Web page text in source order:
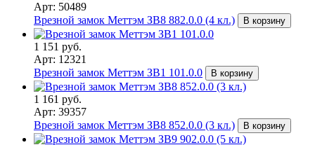
Арт: 50489
Врезной замок Меттэм ЗВ8 882.0.0 (4 кл.)
В корзину
1 151 руб.
Арт: 12321
Врезной замок Меттэм ЗВ1 101.0.0
В корзину
1 161 руб.
Арт: 39357
Врезной замок Меттэм ЗВ8 852.0.0 (3 кл.)
В корзину